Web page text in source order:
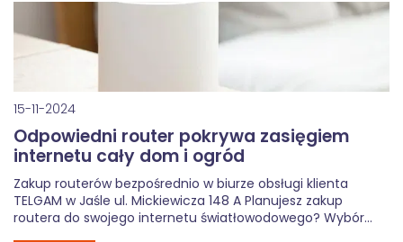
15-11-2024
Odpowiedni router pokrywa zasięgiem
internetu cały dom i ogród
Zakup routerów bezpośrednio w biurze obsługi klienta
TELGAM w Jaśle ul. Mickiewicza 148 A Planujesz zakup
routera do swojego internetu światłowodowego? Wybór